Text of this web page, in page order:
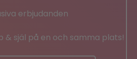
erbjudanden
& själ på en och samma plats!